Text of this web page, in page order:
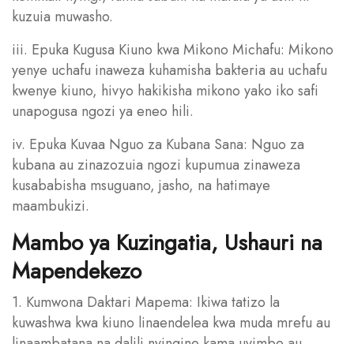
kuzuia muwasho.
iii. Epuka Kugusa Kiuno kwa Mikono Michafu: Mikono
yenye uchafu inaweza kuhamisha bakteria au uchafu
kwenye kiuno, hivyo hakikisha mikono yako iko safi
unapogusa ngozi ya eneo hili.
iv. Epuka Kuvaa Nguo za Kubana Sana: Nguo za
kubana au zinazozuia ngozi kupumua zinaweza
kusababisha msuguano, jasho, na hatimaye
maambukizi.
Mambo ya Kuzingatia, Ushauri na
Mapendekezo
1. Kumwona Daktari Mapema: Ikiwa tatizo la
kuwashwa kwa kiuno linaendelea kwa muda mrefu au